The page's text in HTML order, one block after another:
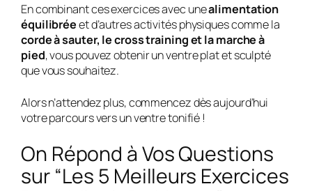
En combinant ces exercices avec unealimentation
équilibréeet d’autres activités physiques comme la
corde à sauter, le cross training et la marche à
pied, vous pouvez obtenir un ventre plat et sculpté
que vous souhaitez.
Alors n’attendez plus, commencez dès aujourd’hui
votre parcours vers un ventre tonifié !
On Répond à Vos Questions
sur “Les 5 Meilleurs Exercices